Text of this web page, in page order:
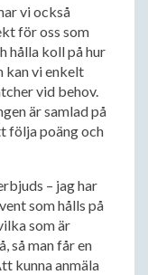
vi också
för oss som
hålla koll på hur
kan vi enkelt
vid behov.
är samlad på
följa poäng och
– jag har
som hålls på
som är
så man får en
kunna anmäla